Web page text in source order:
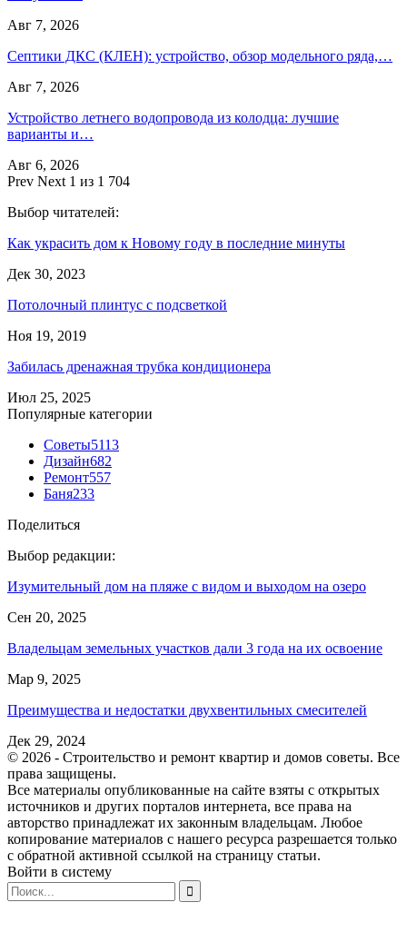
Авг 7, 2026
Септики ДКС (КЛЕН): устройство, обзор модельного ряда,…
Авг 7, 2026
Устройство летнего водопровода из колодца: лучшие
варианты и…
Авг 6, 2026
Prev Next 1 из 1 704
Выбор читателей:
Как украсить дом к Новому году в последние минуты
Дек 30, 2023
Потолочный плинтус с подсветкой
Ноя 19, 2019
Забилась дренажная трубка кондиционера
Июл 25, 2025
Популярные категории
Советы5113
Дизайн682
Ремонт557
Баня233
Поделиться
Выбор редакции:
Изумительный дом на пляже с видом и выходом на озеро
Сен 20, 2025
Владельцам земельных участков дали 3 года на их освоение
Мар 9, 2025
Преимущества и недостатки двухвентильных смесителей
Дек 29, 2024
© 2026 - Строительство и ремонт квартир и домов советы. Все
права защищены.
Все материалы опубликованные на сайте взяты с открытых
источников и других порталов интернета, все права на
авторство принадлежат их законным владельцам. Любое
копирование материалов с нашего ресурса разрешается только
с обратной активной ссылкой на страницу статьи.
Войти в систему